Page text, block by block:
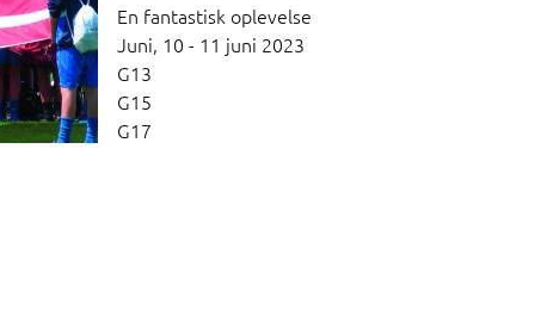
En fantastisk oplevelse
Juni, 10 - 11 juni 2023
G13
G15
G17